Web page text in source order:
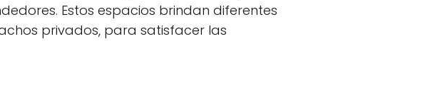
Estos espacios brindan diferentes
privados, para satisfacer las